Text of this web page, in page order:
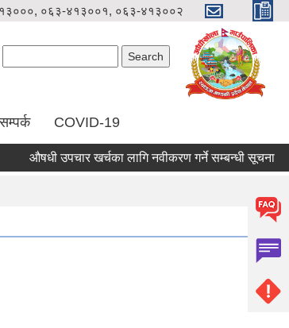
०६३-४१३००१, ०६३-४१३००२
सम्पर्क COVID-19
औषधी उपचार खर्चका लागि नवीकरण गर्ने सम्बन्धी सूचना